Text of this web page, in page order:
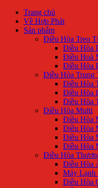
Trang chủ
Về Hợp Phát
Sản phẩm
Điều Hòa Treo
Điều Hòa
Điều Hoà
Điều Hòa
Điều Hòa Trung
Điều Hòa
Điều Hòa
Điều Hòa
Điều Hòa Multi
Điều Hòa
Điều Hòa
Điều Hòa
Điều Hòa
Điều Hòa
Điều Hòa
Máy Lạnh
Điều Hòa